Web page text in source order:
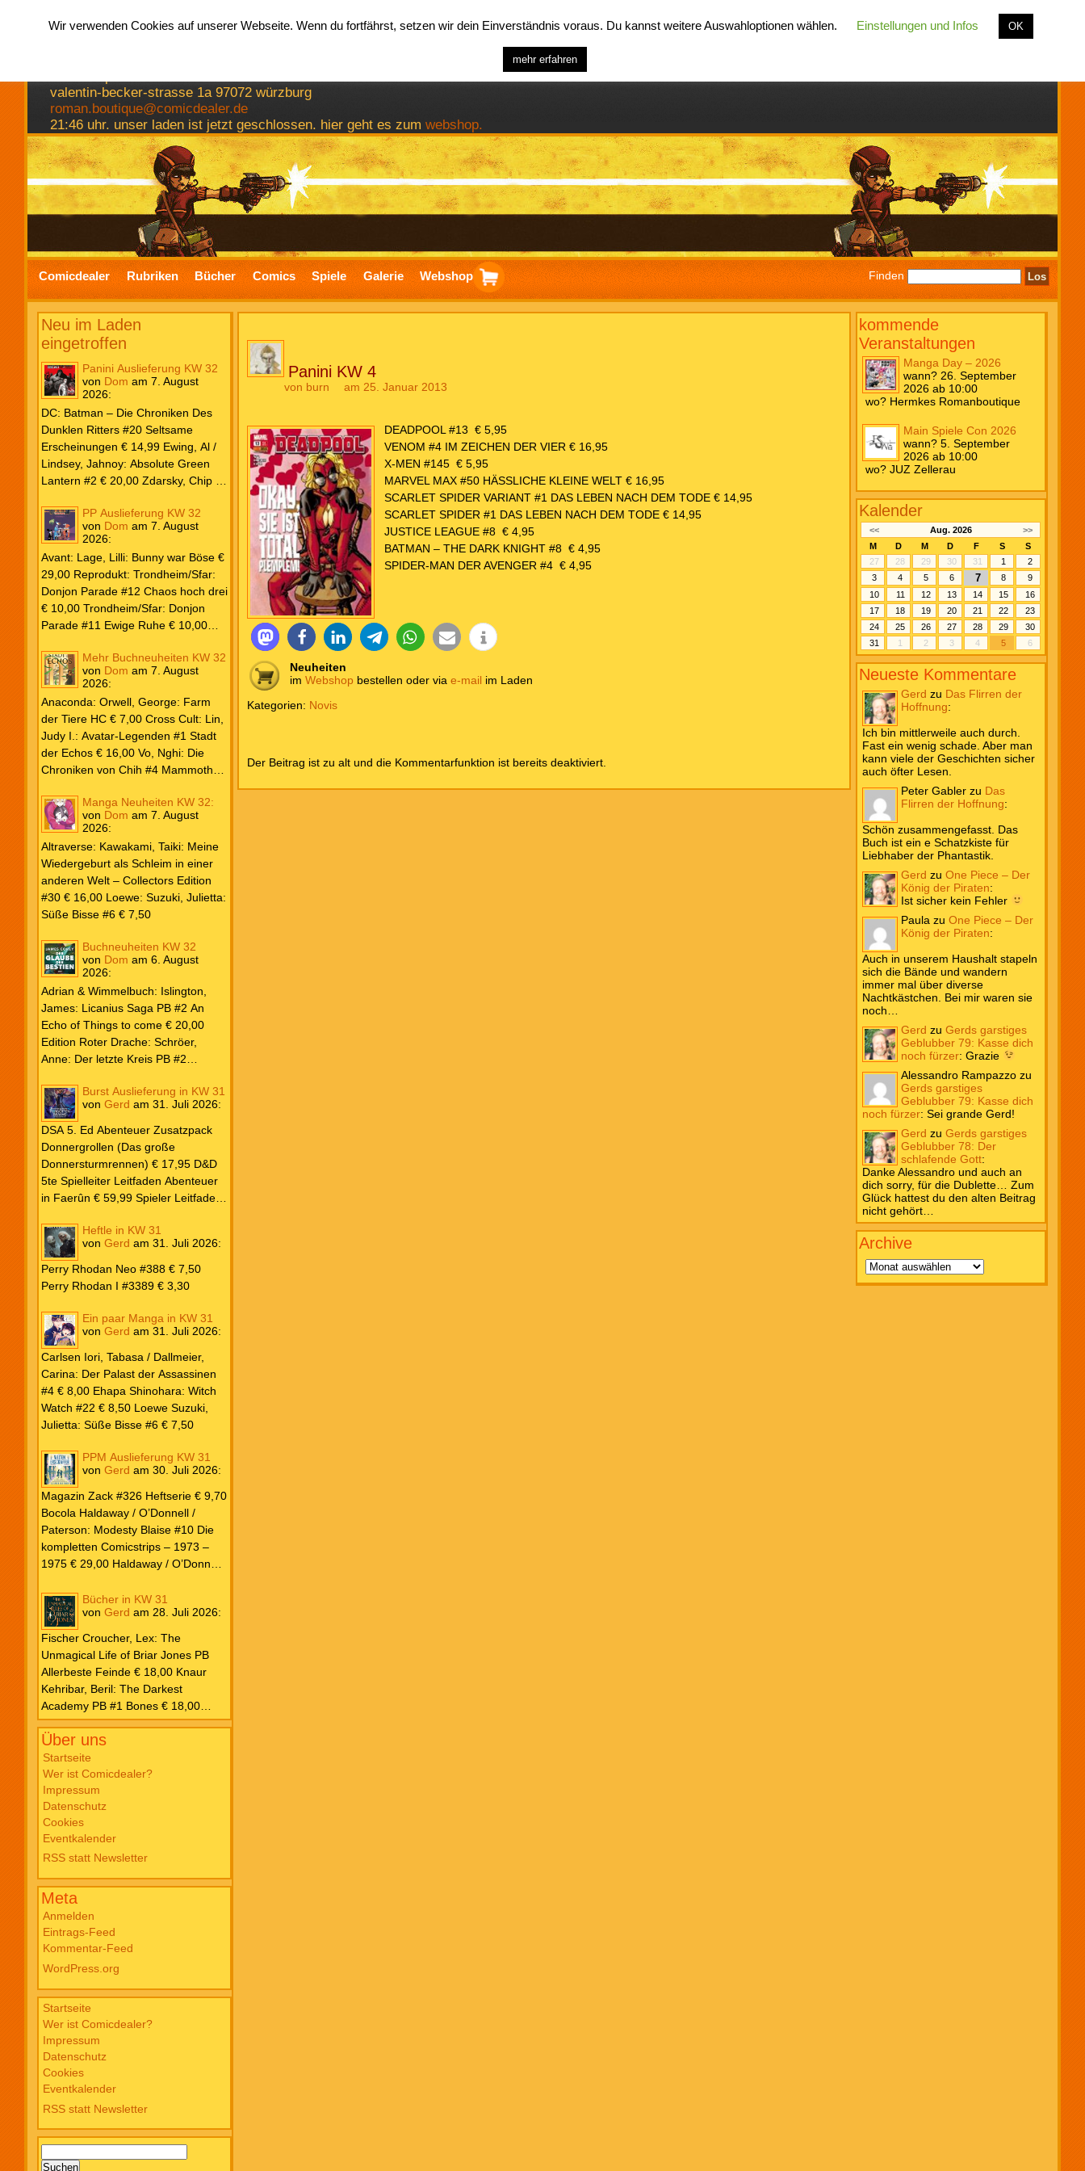
valentin-becker-strasse 1a 97072 würzburg
roman.boutique@comicdealer.de
21:46 uhr. unser laden ist jetzt geschlossen. hier geht es zum webshop.
Comicdealer Rubriken Bücher Comics Spiele Galerie Webshop Finden
Neu im Laden
eingetroffen
Panini Auslieferung KW 32
von Dom am 7. August
2026:
DC: Batman – Die Chroniken Des
Dunklen Ritters #20 Seltsame
Erscheinungen € 14,99 Ewing, Al /
Lindsey, Jahnoy: Absolute Green
Lantern #2 € 20,00 Zdarsky, Chip /
Paperback #4 € 35,00 Watters, Dan;
Soy, Dexter: Nightwing 2024 #7 €
Rafa: Absolute Superman #5 € 9,99
Marvel: Marvel Origins Collection
HC #74 Daredevil 7 € 14,99 Ewing,
Al / Gomez, Carlos: Venom (2025)
#3 € 20,00 Andrews, Kaare /
Guggenheim, Marc: Spider-Man &
Wolverine #3 € 9,99 North, Ryan /
Carratu, Vincenzo: Hulk macht alles
kaputt! € 16,00 Ewing, Al / Walker,
Kevin / Various: Marvel – Schwarz
Weiß & Blut #8 … und Gedärme €
26,00 Buscema, Sal / Dematteis, J.
M.: Spektakuläre Spider-Man – Die
#31 € 5,99 Spider-Man 2025 #9
Angriff der Aliens € 7,99
PP Auslieferung KW 32
von Dom am 7. August
2026:
Avant: Lage, Lilli: Bunny war Böse €
29,00 Reprodukt: Trondheim/Sfar:
Donjon Parade #12 Chaos hoch drei
€ 10,00 Trondheim/Sfar: Donjon
Parade #11 Ewige Ruhe € 10,00
Neuedition € 35,00 Zauberstern
Comics: Ben’s Bande #4 Aug 2026
Mehr Buchneuheiten KW 32
von Dom am 7. August
2026:
Anaconda: Orwell, George: Farm
der Tiere HC € 7,00 Cross Cult: Lin,
Judy I.: Avatar-Legenden #1 Stadt
der Echos € 16,00 Vo, Nghi: Die
Chroniken von Chih #4 Mammoths
Drache: Schröer, Anne: Der letzte
Kreis PB #2 Erwachen € 18,00
Dragonblood Academy HC #2 …to
kill a Monster € 25,00 Heyne: Bähr,
Emily: Tainted Vows – Gods of New
Olympia PB € 17,00 Kim, Sophie:
Fate’s Thread-Reihe PB #2 Der Gott
und der Geist € 17,00 Vonnegut,
Kurt: Katzenwiege PB € 17,00
Corey, James: The Captive’s War
HC #2 Der Glaube der Bestien €
24,00 Piper: Yang, Neon: Die letzte
Tochter der Drachen PB € 18,00
Manga Neuheiten KW 32:
von Dom am 7. August
2026:
Altraverse: Kawakami, Taiki: Meine
Wiedergeburt als Schleim in einer
anderen Welt – Collectors Edition
#30 € 16,00 Loewe: Suzuki, Julietta:
Süße Bisse #6 € 7,50
Buchneuheiten KW 32
von Dom am 6. August
2026:
Adrian & Wimmelbuch: Islington,
James: Licanius Saga PB #2 An
Echo of Things to come € 20,00
Edition Roter Drache: Schröer,
Anne: Der letzte Kreis PB #2
Frank: Der Pandora-Zyklus PB #1
Die Reise nach Pandora € 16,00
Corey, James: The Captive’s War
HC #2 Der Glaube der Bestien €
24,00 Loewe: Suzuki, Julietta: Süße
Bisse #6 € 7,50
Burst Auslieferung in KW 31
von Gerd am 31. Juli 2026:
DSA 5. Ed Abenteuer Zusatzpack
Donnergrollen (Das große
Donnersturmrennen) € 17,95 D&D
5te Spielleiter Leitfaden Abenteuer
in Faerûn € 59,99 Spieler Leitfaden
Heftle in KW 31
von Gerd am 31. Juli 2026:
Perry Rhodan Neo #388 € 7,50
Perry Rhodan I #3389 € 3,30
Ein paar Manga in KW 31
von Gerd am 31. Juli 2026:
Carlsen Iori, Tabasa / Dallmeier,
Carina: Der Palast der Assassinen
#4 € 8,00 Ehapa Shinohara: Witch
Watch #22 € 8,50 Loewe Suzuki,
Julietta: Süße Bisse #6 € 7,50
PPM Auslieferung KW 31
von Gerd am 30. Juli 2026:
Magazin Zack #326 Heftserie € 9,70
Bocola Haldaway / O’Donnell /
Paterson: Modesty Blaise #10 Die
kompletten Comicstrips – 1973 –
1975 € 29,00 Haldaway / O’Donnell
kompletten Comicstrips – 1972 –
1973 € 29,00 Knesebeck Hendrix,
John: Die Weltenerschaffer Die
fantastische Freundschaft von C.S.
Lewis & J.R.R. Tolkien € 30,00
Weissblech Luba Wolfsschwanz #22
€ 4,90 Horror Schocker #81 € 4,90
Bücher in KW 31
von Gerd am 28. Juli 2026:
Fischer Croucher, Lex: The
Unmagical Life of Briar Jones PB
Allerbeste Feinde € 18,00 Knaur
Kehribar, Beril: The Darkest
Academy PB #1 Bones € 18,00
Lübbe Odette, Tessonja: Fair Isle
Trilogie PB #3 To Spark a Fae War €
18,00 Bramble Hardcover Priest: Lie
Huo Jiao Chou HC #1 Drowning
Sorrows in Raging Fire € 25,00
Carlsen Davon, Isla: Blackened
Blade PB #3 Of Blackened Blood €
18,00
Über uns
Startseite
Wer ist Comicdealer?
Impressum
Datenschutz
Cookies
Eventkalender
RSS statt Newsletter
Meta
Anmelden
Eintrags-Feed
Kommentar-Feed
WordPress.org
Startseite
Wer ist Comicdealer?
Impressum
Datenschutz
Cookies
Eventkalender
RSS statt Newsletter
nach:
Panini KW 4
von burn am 25. Januar 2013
DEADPOOL #13 € 5,95
VENOM #4 IM ZEICHEN DER VIER € 16,95
X-MEN #145 € 5,95
MARVEL MAX #50 HÄSSLICHE KLEINE WELT € 16,95
SCARLET SPIDER VARIANT #1 DAS LEBEN NACH DEM TODE € 14,95
SCARLET SPIDER #1 DAS LEBEN NACH DEM TODE € 14,95
JUSTICE LEAGUE #8 € 4,95
BATMAN – THE DARK KNIGHT #8 € 4,95
SPIDER-MAN DER AVENGER #4 € 4,95
Neuheiten
imWebshop bestellen oder viae-mail im Laden
Kategorien: Novis
Der Beitrag ist zu alt und die Kommentarfunktion ist bereits deaktiviert.
kommende
Veranstaltungen
Manga Day – 2026
wann? 26. September
2026 ab 10:00
wo? Hermkes Romanboutique
Main Spiele Con 2026
wann? 5. September
2026 ab 10:00
wo? JUZ Zellerau
Kalender
<< Aug. 2026
>>
M
D M D F S
S
27
28 29 30 31 1
2
3
4 5 6 7 8
9
10
11 12 13 14 15
16
17
18 19 20 21 22
23
24
25 26 27 28 29
30
31
1 2 3 4 5 6
Neueste Kommentare
Gerd zu Das Flirren der
Hoffnung:
Ich bin mittlerweile auch durch.
Fast ein wenig schade. Aber man
kann viele der Geschichten sicher
auch öfter Lesen.
Peter Gabler zu Das
Flirren der Hoffnung:
Schön zusammengefasst. Das
Buch ist ein e Schatzkiste für
Liebhaber der Phantastik.
Gerd zuOne Piece – Der
König der Piraten:
Ist sicher kein Fehler
Paula zuOne Piece – Der
König der Piraten:
Auch in unserem Haushalt stapeln
sich die Bände und wandern
immer mal über diverse
Nachtkästchen. Bei mir waren sie
noch…
Gerd zuGerds garstiges
Geblubber 79: Kasse dich
noch fürzer:Grazie
Alessandro Rampazzo zu
Gerds garstiges
Geblubber 79: Kasse dich
noch fürzer:Sei grande Gerd!
Gerd zuGerds garstiges
Geblubber 78: Der
schlafende Gott:
Danke Alessandro und auch an
dich sorry, für die Dublette… Zum
Glück hattest du den alten Beitrag
nicht gehört…
Archive
Wir verwenden Cookies auf unserer Webseite. Wenn du fortfährst, setzen wir dein Einverständnis voraus. Du kannst weitere Auswahloptionen wählen. Einstellungen und Infos OK
mehr erfahren